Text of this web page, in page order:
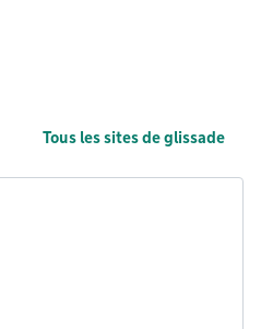
Tous les sites de glissade